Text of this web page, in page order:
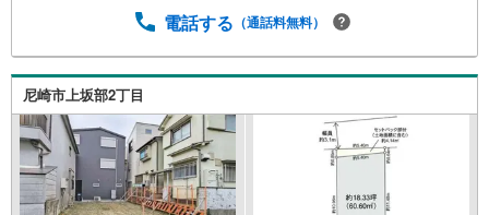
に比較、ご説明いたします。お買い換え・リフォーム・ロ
い。弊社独自のお得な「平日会員制度」あります。現地待
ち合わせや物件最寄り駅までの送迎も可能です。まずはお
気軽にお電話を！【定休日】なし・年末年始・他【営業時
間】10:00～19:00駐車場・キッズスペースもございます。
小さなお子様がいらっしゃるご家庭もお気軽にご来場下さ
い！
電話する （通話料無料）
尼崎市上坂部2丁目